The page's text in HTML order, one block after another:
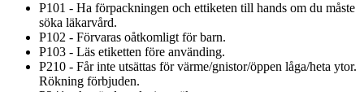
P101 - Ha förpackningen och ettiketen till hands om du måste
söka läkarvård.
P102 - Förvaras oåtkomligt för barn.
P103 - Läs etiketten före använding.
P210 - Får inte utsättas för värme/gnistor/öppen låga/heta ytor.
Rökning förbjuden.